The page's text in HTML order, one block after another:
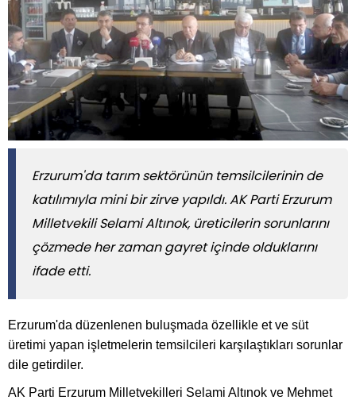
​​​​​​​Erzurum'da tarım sektörünün temsilcilerinin de
katılımıyla mini bir zirve yapıldı. AK Parti Erzurum
Milletvekili Selami Altınok, üreticilerin sorunlarını
çözmede her zaman gayret içinde olduklarını
ifade etti.
Erzurum'da düzenlenen buluşmada özellikle et ve süt
üretimi yapan işletmelerin temsilcileri karşılaştıkları sorunlar
dile getirdiler.
AK Parti Erzurum Milletvekilleri Selami Altınok ve Mehmet